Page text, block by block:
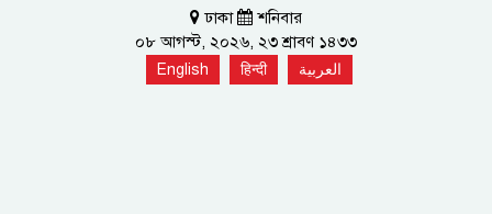
ঢাকা
শনিবার
০৮ আগস্ট, ২০২৬, ২৩ শ্রাবণ ১৪৩৩
English हिन्दी العربية